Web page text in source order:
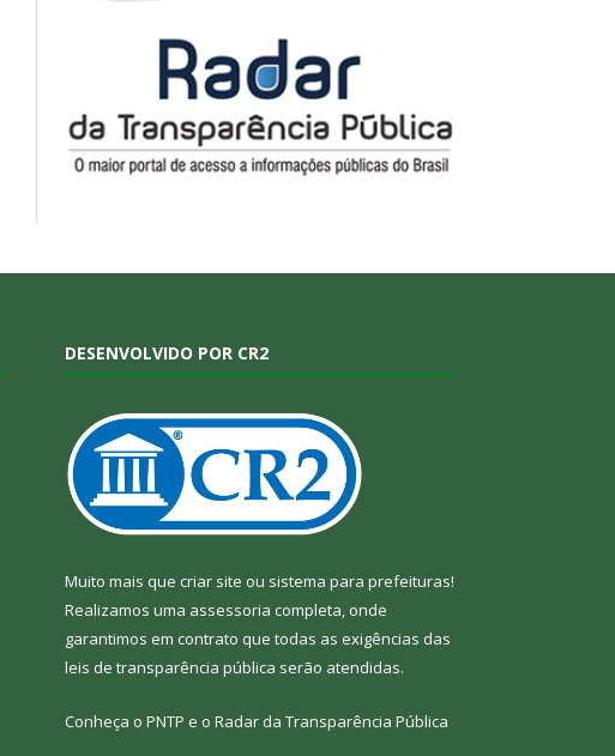
DESENVOLVIDO POR CR2
Muito mais que criar site ou sistema para prefeituras!
Realizamos uma assessoria completa, onde
garantimos em contrato que todas as exigências das
leis de transparência pública serão atendidas.
Conheça o PNTP e o Radar da Transparência Pública